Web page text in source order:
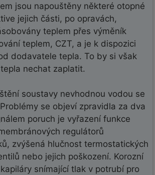
jsou napouštěny některé otopné
jejich části, po opravách,
teplem přes výměník
teplem, CZT, a je k dispozici
dodavatele tepla. To by si však
nechat zaplatit.
soustavy nevhodnou vodou se
se objeví zpravidla za dva
poruch je vyřazení funkce
regulátorů
zvýšená hlučnost termostatických
nebo jejich poškození. Korozní
snímající tlak v potrubí pro